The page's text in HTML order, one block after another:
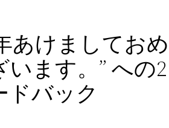
あけましておめ
ます。” への2
バック